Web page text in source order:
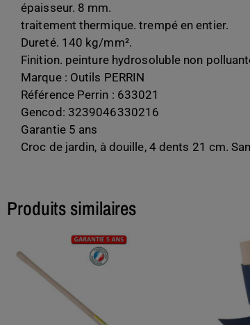
épaisseur. 8 mm.
traitement thermique. trempé en entier.
Dureté. 140 kg/mm².
Finition. peinture hydrosoluble non
Marque : Outils PERRIN
Référence Perrin : 633021
Gencod: 3239046330216
Garantie 5 ans
Croc de jardin, à douille, 4 dents 21 cm.
Produits similaires